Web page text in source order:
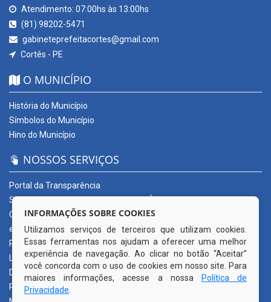
Atendimento: 07:00hs às 13:00hs
(81) 98202-5471
gabineteprefeitacortes@gmail.com
Cortês - PE
O MUNICÍPIO
História do Município
Símbolos do Município
Hino do Município
NOSSOS SERVIÇOS
Portal da Transparência
SERVIÇOS DIGITAIS: CONECTA CORTÊS
Ouvidoria Municipal
e-SIC
Processos de Licitação
Licitações em andamento
Diário Oficial
Publicações Oficiais
INFORMAÇÕES SOBRE COOKIES
Utilizamos serviços de terceiros que utilizam cookies.
Essas ferramentas nos ajudam a oferecer uma melhor
experiência de navegação. Ao clicar no botão “Aceitar”
você concorda com o uso de cookies em nosso site. Para
maiores informações, acesse a nossa
Política de
Privacidade